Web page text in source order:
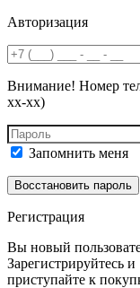
Авторизация
Внимание! Номер
хх-хх)
Запомнить меня
Регистрация
Вы новый
Зарегистрируйтесь и
приступайте к